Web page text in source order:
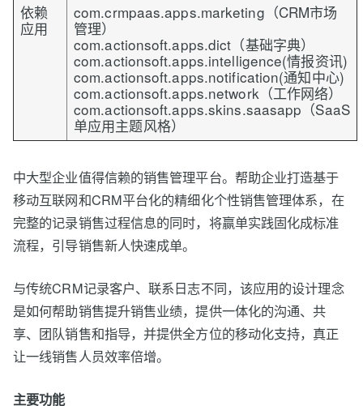
依赖
应用
com.crmpaas.apps.marketing（CRM市场
管理）
com.actionsoft.apps.dict（基础字典）
com.actionsoft.apps.intelligence(情报资讯)
com.actionsoft.apps.notification(通知中心)
com.actionsoft.apps.network（工作网络）
com.actionsoft.apps.skins.saasapp（SaaS
单应用主题风格）
中大型企业值得信赖的销售管理平台。帮助企业打造基于
移动互联网和CRM平台化的精细化个性销售管理体系，在
完整的记录销售过程信息的同时，将赢单实践固化成标准
流程，引导销售新人快速成单。
与传统CRM记录客户、联系日志不同，该应用的设计理念
是如何帮助销售提升销售业绩，提供一体化的沟通、共
享、团队销售和指导，并提供全方位的移动化支持，真正
让一线销售人员效率倍增。
主要功能